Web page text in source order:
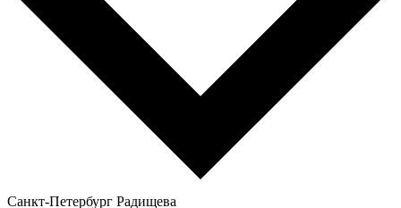
Санкт-Петербург Радищева